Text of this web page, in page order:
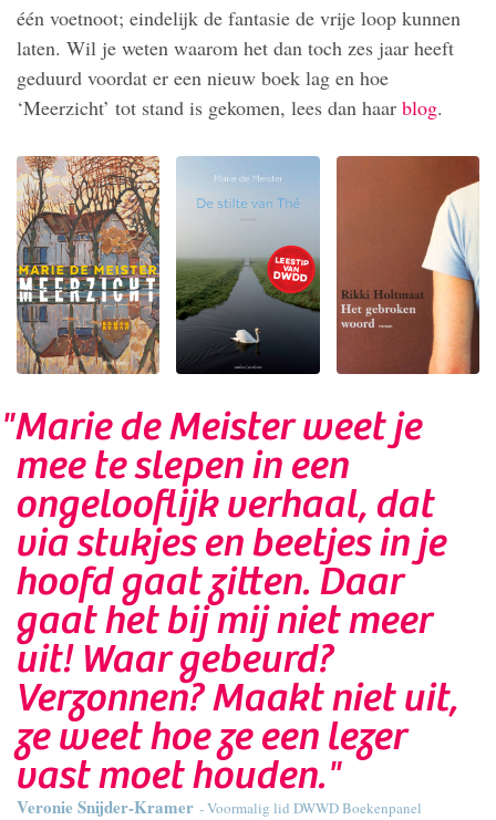
één voetnoot; eindelijk de fantasie de vrije loop kunnen
laten. Wil je weten waarom het dan toch zes jaar heeft
geduurd voordat er een nieuw boek lag en hoe
‘Meerzicht’ tot stand is gekomen, lees dan haar blog.
"Marie de Meister weet je
mee te slepen in een
ongelooflijk verhaal, dat
via stukjes en beetjes in je
hoofd gaat zitten. Daar
gaat het bij mij niet meer
uit! Waar gebeurd?
Verzonnen? Maakt niet uit,
ze weet hoe ze een lezer
vast moet houden."
Veronie Snijder-Kramer - Voormalig lid DWWD Boekenpanel